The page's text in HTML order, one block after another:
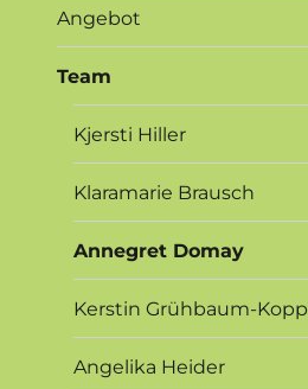
Angebot
Team
Kjersti Hiller
Klaramarie Brausch
Annegret Domay
Kerstin Grühbaum-Kopp
Angelika Heider